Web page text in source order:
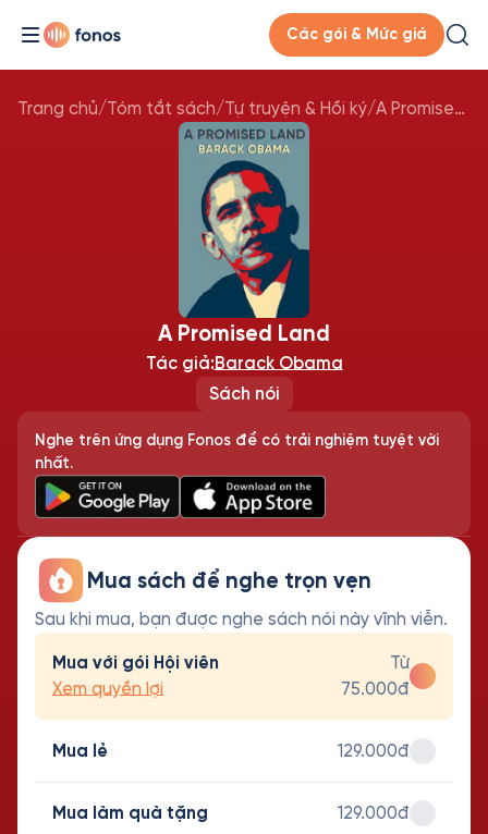
Các gói & Mức giá
Trang chủ/Tóm tắt sách/Tự truyện & Hồi ký/ A Promised Land
Sách nói
A Promised Land
Tác giả:Barack Obama
Nghe trên ứng dụng Fonos để có trải nghiệm tuyệt vời
nhất.
Mua sách để nghe trọn vẹn
Sau khi mua, bạn được nghe sách nói này vĩnh viễn.
Mua với gói Hội viên
Xem quyền lợi
Từ
75.000đ
Mua lẻ 129.000đ
Mua làm quà tặng 129.000đ